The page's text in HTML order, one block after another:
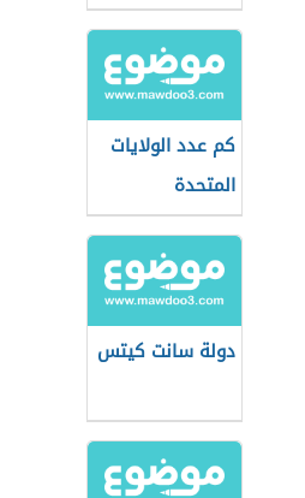
كم عدد الولايات
المتحدة
دولة سانت كيتس